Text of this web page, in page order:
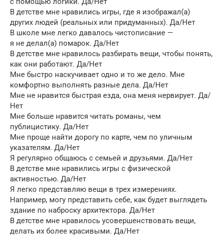
В детстве мне нравились игры, где я изображал(а)
других людей (реальных или придуманных). Да/Нет
В школе мне легко давалось чистописание —
я не делал(а) помарок. Да/Нет
В детстве мне нравилось разбирать вещи, чтобы понять,
как они работают. Да/Нет
Мне быстро наскучивает одно и то же дело. Мне
комфортно выполнять разные дела. Да/Нет
Мне не нравится быстрая езда, она меня нервирует. Да/
Нет
Мне больше нравится читать романы, чем
публицистику. Да/Нет
Мне проще найти дорогу по карте, чем по уличным
указателям. Да/Нет
Я регулярно общаюсь с семьей и друзьями. Да/Нет
В детстве мне нравились игры с физической
активностью. Да/Нет
Я легко представляю вещи в трех измерениях.
Например, могу представить себе, как будет выглядеть
здание по наброску архитектора. Да/Нет
В детстве мне нравилось усовершенствовать вещи,
делать их более красивыми. Да/Нет